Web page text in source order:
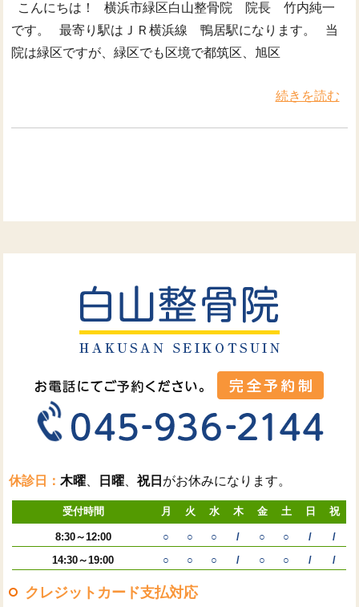
こんにちは！ 横浜市緑区白山整骨院 院長 竹内純一
です。 最寄り駅はＪＲ横浜線 鴨居駅になります。 当
院は緑区ですが、緑区でも区境で都筑区、旭区
続きを読む
休診日：木曜 日曜 、祝日 がお休みになります。
受付時間 月 火 水 木 金 土 日 祝
8:30～12:00 ○ ○ ○ / ○ ○ /
/
14:30～19:00
○ ○ ○ / ○ ○ / /
クレジットカード支払対応